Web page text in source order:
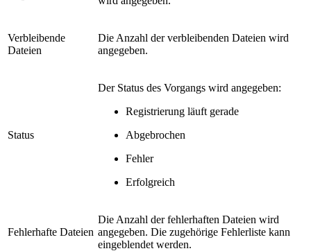
Verbleibende
Dateien
Die Anzahl der verbleibenden Dateien wird
angegeben.
Status
Der Status des Vorgangs wird angegeben:
Registrierung läuft gerade
Abgebrochen
Fehler
Erfolgreich
Fehlerhafte Dateien
Die Anzahl der fehlerhaften Dateien wird
angegeben. Die zugehörige Fehlerliste kann
eingeblendet werden.